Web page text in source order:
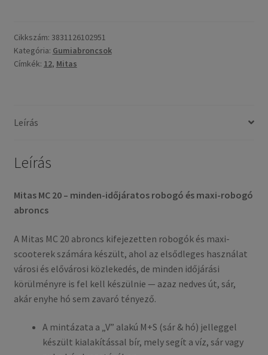
WW
M+S
130/70
TL
mennyiség
Cikkszám: 3831126102951
Kategória: Gumiabroncsok
Címkék: 12, Mitas
Leírás
Leírás
Mitas MC 20 – minden-időjáratos robogó és maxi-robogó
abroncs
A Mitas MC 20 abroncs kifejezetten robogók és maxi-
scooterek számára készült, ahol az elsődleges használat
városi és elővárosi közlekedés, de minden időjárási
körülményre is fel kell készülnie — azaz nedves út, sár,
akár enyhe hó sem zavaró tényező.
A mintázata a „V” alakú M+S (sár & hó) jelleggel
készült kialakítással bír, mely segít a víz, sár vagy